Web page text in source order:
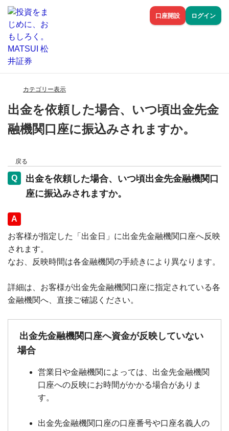
口座開設 ログイン
カテゴリー表示
出金を依頼した場合、いつ頃出金先金
融機関口座に振込みされますか。
戻る
出金を依頼した場合、いつ頃出金先金融機関口
座に振込みされますか。
回答
お客様が指定した「出金日」に出金先金融機関口座へ反映
されます。
なお、反映時間は各金融機関の手続きにより異なります。
詳細は、お客様が出金先金融機関口座に指定されている各
金融機関へ、直接ご確認ください。
出金先金融機関口座へ資金が反映していない
場合
営業日や金融機関によっては、出金先金融機関
口座への反映にお時間がかかる場合がありま
す。
出金先金融機関口座の口座番号や口座名義人の